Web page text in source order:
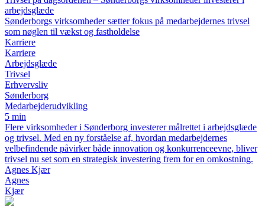
arbejdsglæde
Sønderborgs virksomheder sætter fokus på medarbejdernes trivsel
som nøglen til vækst og fastholdelse
Karriere
Karriere
Arbejdsglæde
Trivsel
Erhvervsliv
Sønderborg
Medarbejderudvikling
5 min
Flere virksomheder i Sønderborg investerer målrettet i arbejdsglæde
og trivsel. Med en ny forståelse af, hvordan medarbejdernes
velbefindende påvirker både innovation og konkurrenceevne, bliver
trivsel nu set som en strategisk investering frem for en omkostning.
Agnes Kjær
Agnes
Kjær